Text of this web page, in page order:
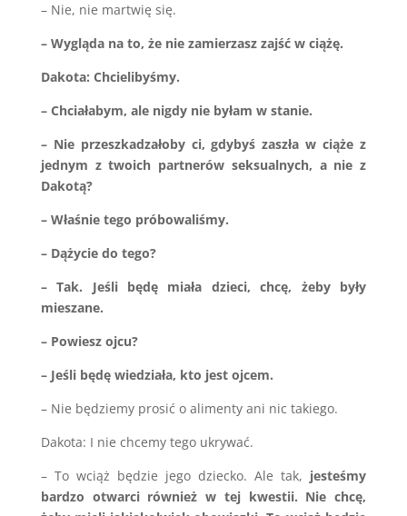
– Nie, nie martwię się.
– Wygląda na to, że nie zamierzasz zajść w ciążę.
Dakota: Chcielibyśmy.
– Chciałabym, ale nigdy nie byłam w stanie.
– Nie przeszkadzałoby ci, gdybyś zaszła w ciąże z
jednym z twoich partnerów seksualnych, a nie z
Dakotą?
– Właśnie tego próbowaliśmy.
– Dążycie do tego?
– Tak. Jeśli będę miała dzieci, chcę, żeby były
mieszane.
– Powiesz ojcu?
– Jeśli będę wiedziała, kto jest ojcem.
– Nie będziemy prosić o alimenty ani nic takiego.
Dakota: I nie chcemy tego ukrywać.
– To wciąż będzie jego dziecko. Ale tak, jesteśmy
bardzo otwarci również w tej kwestii. Nie chcę,